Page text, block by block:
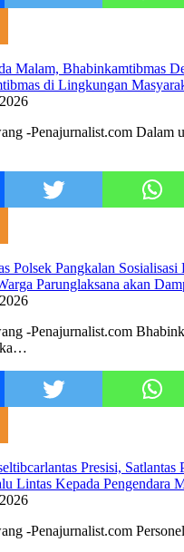
Malam, Bhabinkamtibmas
di Lingkungan
-Penajurnalist.com Dalam
Polsek Pangkalan Sosialisasi
Parunglaksana akan
-Penajurnalist.com
Presisi, Satlantas
Lintas Kepada Pengendara
-Penajurnalist.com